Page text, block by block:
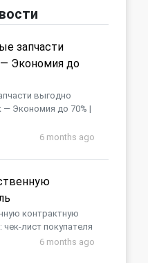
запчасти
Экономия до
выгодно
— Экономия до 70% |
6 months ago
контрактную
лист покупателя
6 months ago